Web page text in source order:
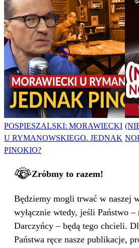
POSPIESZALSKI: MORAWIECKI
U RYMANOWSKIEGO. JEDNAK
PINOKIO?
Zróbmy to razem!
Będziemy mogli trwać w naszej
wyłącznie wtedy, jeśli Państwo
Darczyńcy – będą tego chcieli.
Państwa ręce nasze publikacje,